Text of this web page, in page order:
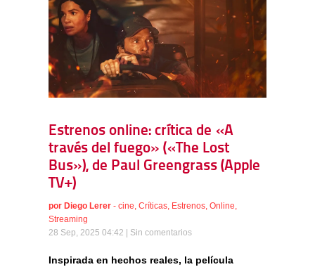
Estrenos online: crítica de «A
través del fuego» («The Lost
Bus»), de Paul Greengrass (Apple
TV+)
por Diego Lerer - cine, Críticas, Estrenos, Online,
Streaming
28 Sep, 2025 04:42 | Sin comentarios
Inspirada en hechos reales, la película